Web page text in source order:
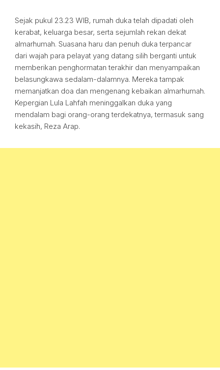
Sejak pukul 23.23 WIB, rumah duka telah dipadati oleh
kerabat, keluarga besar, serta sejumlah rekan dekat
almarhumah. Suasana haru dan penuh duka terpancar
dari wajah para pelayat yang datang silih berganti untuk
memberikan penghormatan terakhir dan menyampaikan
belasungkawa sedalam-dalamnya. Mereka tampak
memanjatkan doa dan mengenang kebaikan almarhumah.
Kepergian Lula Lahfah meninggalkan duka yang
mendalam bagi orang-orang terdekatnya, termasuk sang
kekasih, Reza Arap.